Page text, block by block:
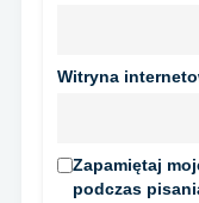
Witryna
Zapamiętaj
podczas